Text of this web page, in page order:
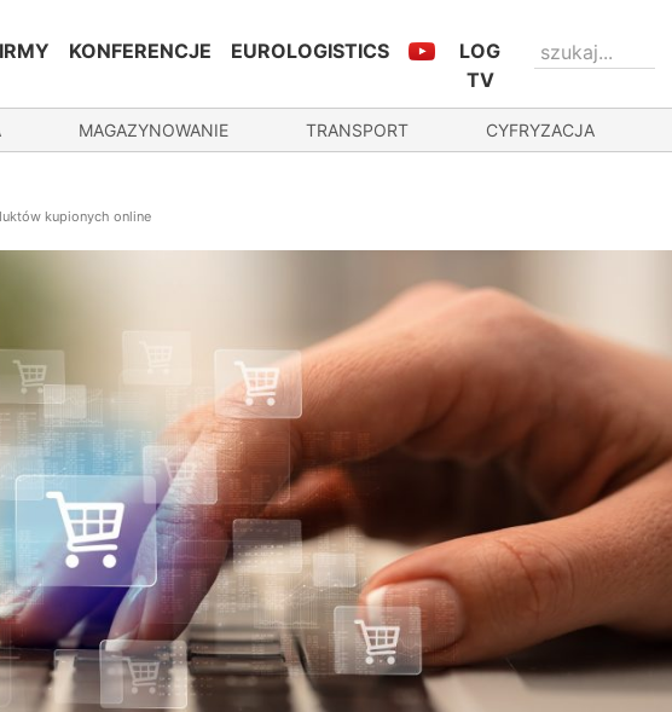
KONFERENCJE EUROLOGISTICS
LOG
TV
MAGAZYNOWANIE TRANSPORT CYFRYZACJA
kupionych online